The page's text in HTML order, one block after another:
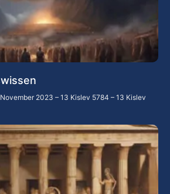
2023 – 13 Kislev 5784 – 13 Kislev